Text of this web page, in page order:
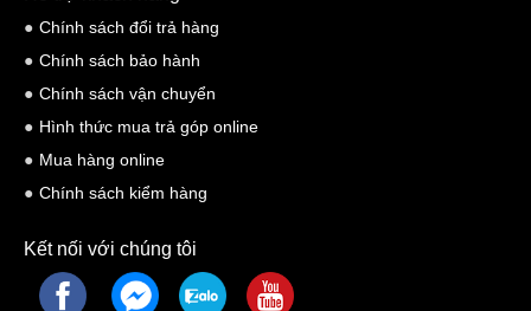
Chính sách đổi trả hàng
Chính sách bảo hành
Chính sách vận chuyển
Hình thức mua trả góp online
Mua hàng online
Chính sách kiểm hàng
Kết nối với chúng tôi